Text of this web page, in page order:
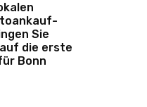
Sie
auf die erste
Bonn